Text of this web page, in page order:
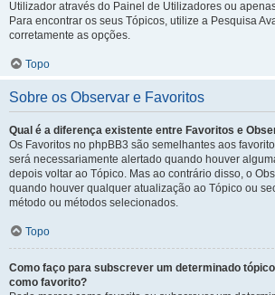
Utilizador através do Painel de Utilizadores ou
Para encontrar os seus Tópicos, utilize a Pesquisa
corretamente as opções.
Topo
Sobre os Observar e Favoritos
Qual é a diferença existente entre Favoritos e
Os Favoritos no phpBB3 são semelhantes aos
será necessariamente alertado quando houver
depois voltar ao Tópico. Mas ao contrário disso, o
quando houver qualquer atualização ao Tópico ou
método ou métodos selecionados.
Topo
Como faço para subscrever um determinado
como favorito?